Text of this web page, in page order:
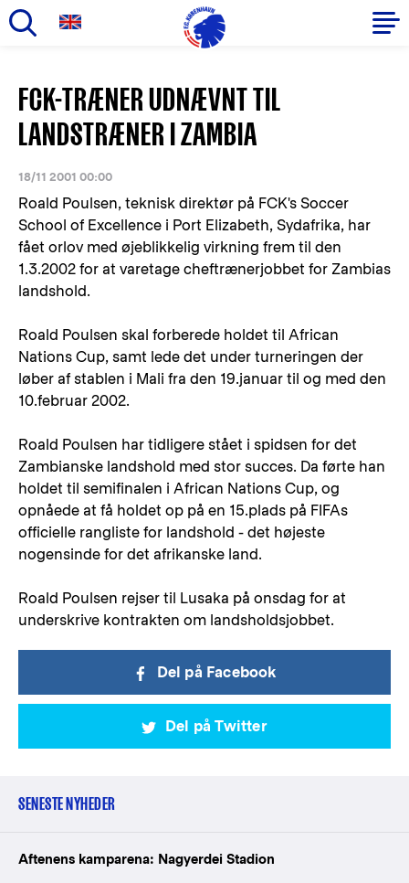
hovedindhold
Primær
navigation
FCK-TRÆNER UDNÆVNT TIL
LANDSTRÆNER I ZAMBIA
18/11 2001 00:00
Roald Poulsen, teknisk direktør på FCK's Soccer
School of Excellence i Port Elizabeth, Sydafrika, har
fået orlov med øjeblikkelig virkning frem til den
1.3.2002 for at varetage cheftrænerjobbet for Zambias
landshold.
Roald Poulsen skal forberede holdet til African
Nations Cup, samt lede det under turneringen der
løber af stablen i Mali fra den 19.januar til og med den
10.februar 2002.
Roald Poulsen har tidligere stået i spidsen for det
Zambianske landshold med stor succes. Da førte han
holdet til semifinalen i African Nations Cup, og
opnåede at få holdet op på en 15.plads på FIFAs
officielle rangliste for landshold - det højeste
nogensinde for det afrikanske land.
Roald Poulsen rejser til Lusaka på onsdag for at
underskrive kontrakten om landsholdsjobbet.
Del på Facebook
Del på Twitter
SENESTE NYHEDER
Aftenens kamparena: Nagyerdei Stadion